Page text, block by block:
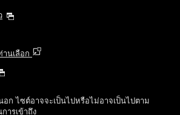
นเลือก
ก ไซต์อาจจะเป็นไปหรือไม่อาจเป็นไปตาม
ารเข้าถึง